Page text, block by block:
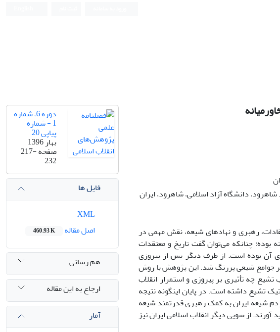
دانشگاه آزاد اسلامی، شاهرود، ایران
رهبری و نهادهای شیعه، نقش مهمی در
چنانکه می­‌توان گفت تاریخ و معتقدات
آن بوده است. از طرف دیگر پس از پیروزی
بر جوامع شیعی پررنگ شد. این پژوهش با روش
چه تأثیری بر پیروزی و استمرار انقلاب
تشیع داشته است. در پایان اینگونه نتیجه
شیعه ایران به کمک رهبری قدرتمند شیعه
از سویی دیگر انقلاب اسلامی ایران نیز
دوره 6، شماره
1 - شماره
پیاپی 20
بهار 1396
صفحه217-
232
فایل ها
اصل مقاله
460.93 K
هم رسانی
ارجاع به این مقاله
آمار